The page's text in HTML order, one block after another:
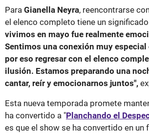
Para Gianella Neyra, reencontrarse
el elenco completo tiene un
vivimos en mayo fue realmente
Sentimos una conexión muy
por eso regresar con el elenco
ilusión. Estamos preparando una
cantar, reír y emocionarnos juntos",
Esta nueva temporada promete
ha convertido a "Planchando el
es que el show se ha convertido en un